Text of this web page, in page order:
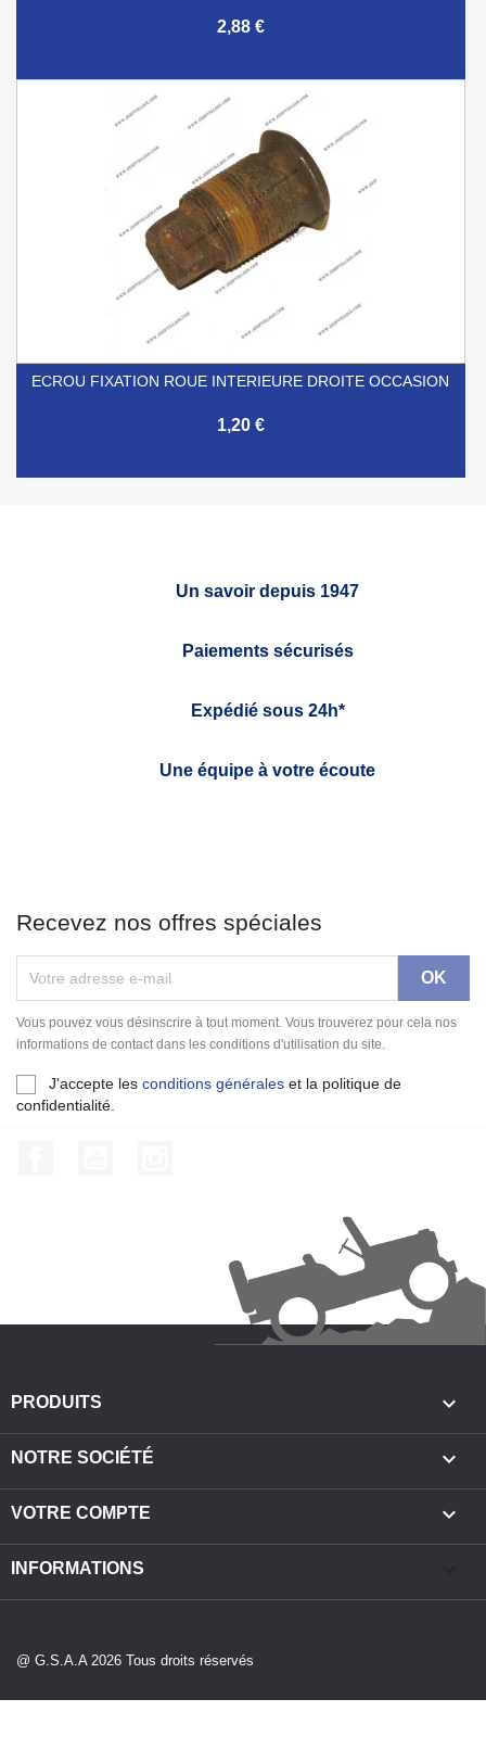
2,88 €
ECROU FIXATION ROUE INTERIEURE DROITE OCCASION
1,20 €
Un savoir depuis 1947
Paiements sécurisés
Expédié sous 24h*
Une équipe à votre écoute
Recevez nos offres spéciales
Vous pouvez vous désinscrire à tout moment. Vous trouverez pour cela nos
informations de contact dans les conditions d'utilisation du site.
J'accepte les conditions générales et la politique de
confidentialité.
PRODUITS 
NOTRE SOCIÉTÉ 
VOTRE COMPTE 
INFORMATIONS
@ G.S.A.A 2026 Tous droits réservés